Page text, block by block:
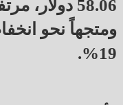
ومتجهاً نحو
19%.